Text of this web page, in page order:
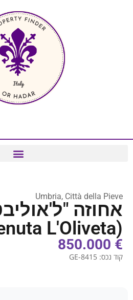
Umbria, Città della Pieve
אחוזה
(Tenuta L'Oliveta)
€ 850.000
קוד נכס: GE-8415